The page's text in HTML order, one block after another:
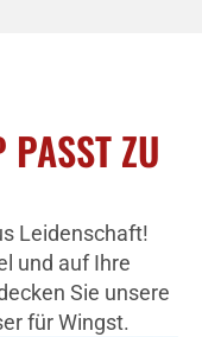
PASST ZU
Leidenschaft!
und auf Ihre
Sie unsere
für Wingst.